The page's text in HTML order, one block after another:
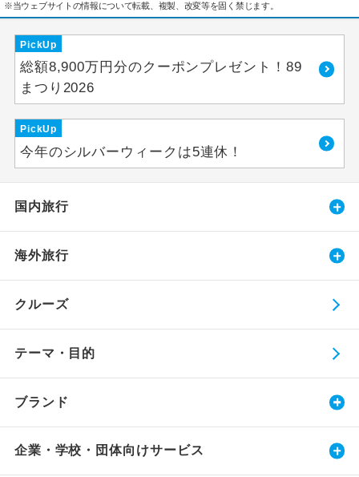
※当ウェブサイトの情報について転載、複製、改変等を固く禁じます。
PickUp
総額8,900万円分のクーポンプレゼント！89
まつり2026
PickUp
今年のシルバーウィークは5連休！
国内旅行
海外旅行
クルーズ
テーマ・目的
ブランド
企業・学校・団体向けサービス